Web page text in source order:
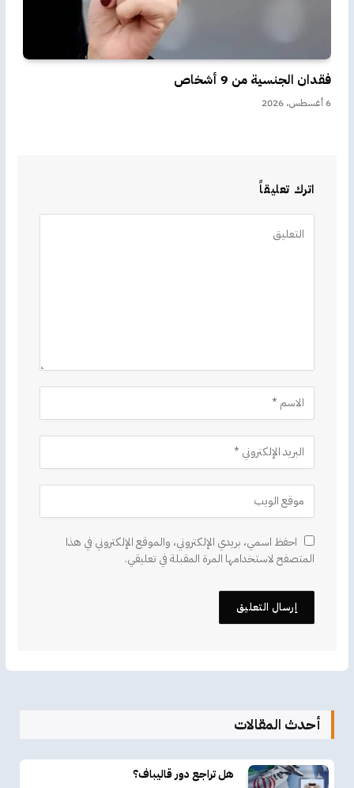
فقدان الجنسية من 9 أشخاص
6 أغسطس، 2026
اترك تعليقاً
احفظ اسمي، بريدي الإلكتروني، والموقع الإلكتروني في هذا
المتصفح لاستخدامها المرة المقبلة في تعليقي.
أحدث المقالات
هل تراجع دور قاليباف؟